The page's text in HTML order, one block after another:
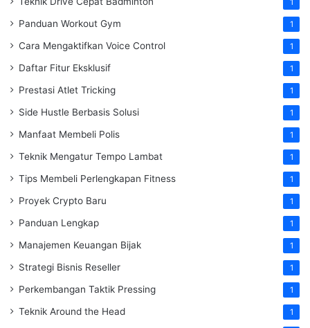
1
Panduan Workout Gym 1
Cara Mengaktifkan Voice Control 1
Daftar Fitur Eksklusif 1
Prestasi Atlet Tricking 1
Side Hustle Berbasis Solusi 1
Manfaat Membeli Polis 1
Teknik Mengatur Tempo Lambat 1
Tips Membeli Perlengkapan Fitness 1
Proyek Crypto Baru 1
Panduan Lengkap 1
Manajemen Keuangan Bijak 1
Strategi Bisnis Reseller 1
Perkembangan Taktik Pressing 1
Teknik Around the Head 1